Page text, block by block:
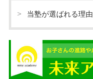
当塾が選ばれる理由